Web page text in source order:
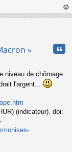
au
»
niveau de chômage
l'argent...
(indicateur). doi: